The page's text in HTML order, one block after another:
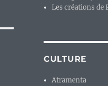
Les créations de
CULTURE
Atramenta